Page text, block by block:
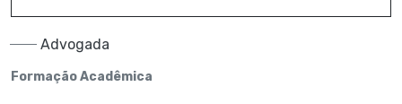
Advogada
Formação Acadêmica